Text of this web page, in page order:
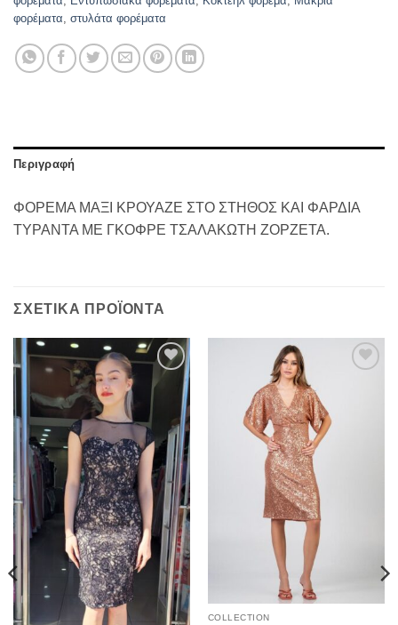
φορέματα στυλάτα φορέματα
Περιγραφή
ΦΟΡΕΜΑ ΜΑΞΙ ΚΡΟΥΑΖΕ ΣΤΟ ΣΤΗΘΟΣ ΚΑΙ ΦΑΡΔΙΑ
ΤΥΡΑΝΤΑ ΜΕ ΓΚΟΦΡΕ ΤΣΑΛΑΚΩΤΗ ΖΟΡΖΕΤΑ.
ΣΧΕΤΙΚΆ ΠΡΟΪΌΝΤΑ
Προσθήκη
αγαπημένα
αγαπημένα
COLLECTION